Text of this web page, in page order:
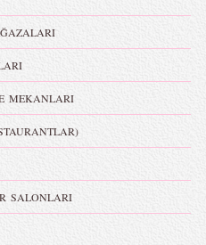
MEKANLARI
SALONLARI